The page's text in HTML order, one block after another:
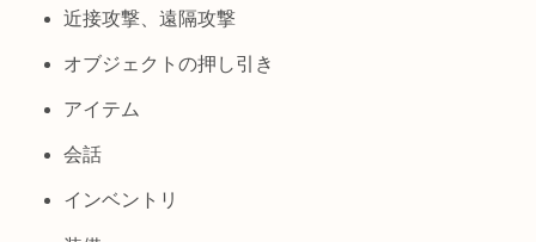
近接攻撃、遠隔攻撃
オブジェクトの押し引き
アイテム
会話
インベントリ